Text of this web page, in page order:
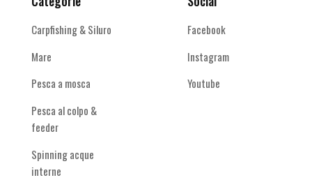
Carpfishing & Siluro
Mare
Pesca a mosca
Pesca al colpo &
feeder
Spinning acque
interne
Facebook
Instagram
Youtube